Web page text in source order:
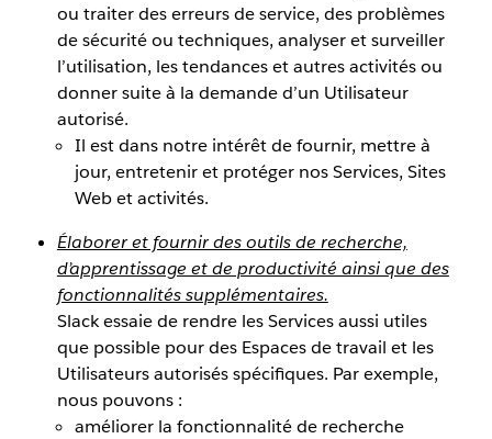
ou traiter des erreurs de service, des problèmes
de sécurité ou techniques, analyser et surveiller
l’utilisation, les tendances et autres activités ou
donner suite à la demande d’un Utilisateur
autorisé.
Il est dans notre intérêt de fournir, mettre à
jour, entretenir et protéger nos Services, Sites
Web et activités.
Élaborer et fournir des outils de recherche,
d’apprentissage et de productivité ainsi que des
fonctionnalités supplémentaires.
Slack essaie de rendre les Services aussi utiles
que possible pour des Espaces de travail et les
Utilisateurs autorisés spécifiques. Par exemple,
nous pouvons :
améliorer la fonctionnalité de recherche